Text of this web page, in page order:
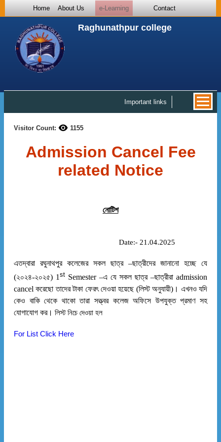
Home About Us e-Learning Contact
Raghunathpur college
Important links
Visitor Count: 1155
Admission Cancel Fee
related Notice
নোটিশ
Date:- 21.04.2025
এতদ্বারা রঘুনাথপুর কলেজের সকল ছাত্র –ছাত্রীদের জানানো হচ্ছে যে
(২০২৪-২০২৫) 1 st Semester –এ যে সকল ছাত্র –ছাত্রীরা admission
cancel করেছো তাদের টাকা ফেরৎ দেওয়া হয়েছে (লিস্ট অনুযায়ী)। এখনও যদি
কেও বাকি থেকে থাকো তারা সত্ত্বর কলেজ অফিসে উপযুক্ত প্রমাণ সহ
যোগাযোগ কর। লিস্ট নিচে দেওয়া হল
For List Click Here